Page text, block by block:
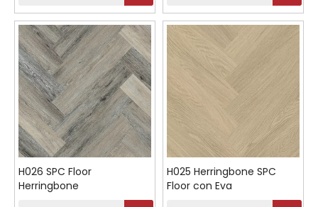
H026 SPC Floor
Herringbone
H025 Herringbone SPC
Floor con Eva